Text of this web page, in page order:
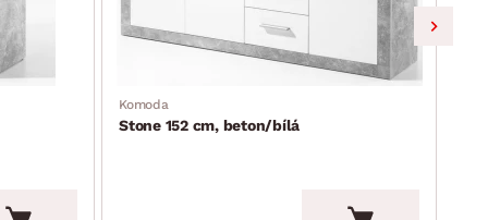
Komoda
Stone 152 cm, beton/bílá